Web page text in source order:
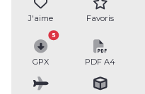
J'aime Favoris
GPX
5
PDF A4